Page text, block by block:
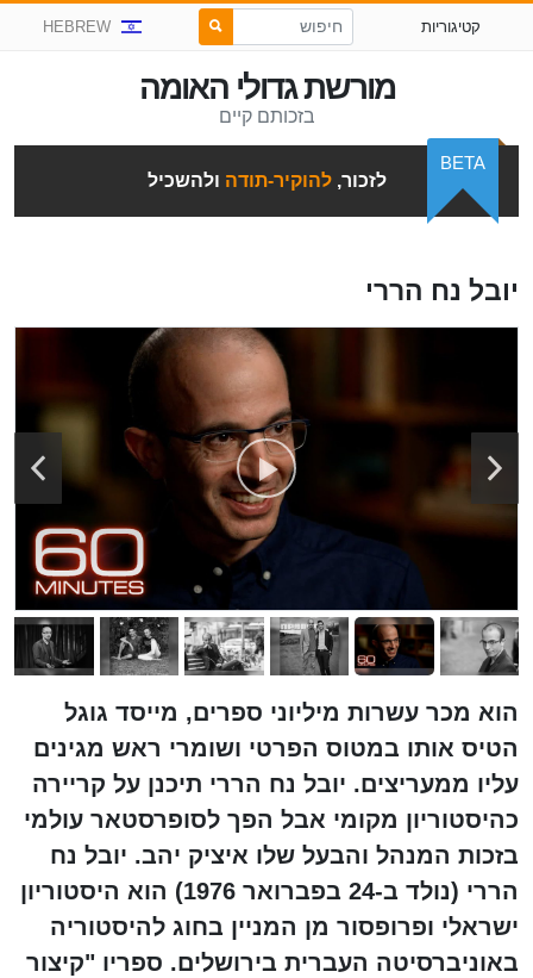
קטיגוריות HEBREW
מורשת גדולי האומה
בזכותם קיים
לזכור,להוקיר-תודה ולהשכיל
BETA
יובל נח הררי
הוא מכר עשרות מיליוני ספרים, מייסד גוגל
הטיס אותו במטוס הפרטי ושומרי ראש מגינים
עליו ממעריצים. יובל נח הררי תיכנן על קריירה
כהיסטוריון מקומי אבל הפך לסופרסטאר עולמי
בזכות המנהל והבעל שלו איציק יהב. יובל נח
הררי (נולד ב-24 בפברואר 1976) הוא היסטוריון
ישראלי ופרופסור מן המניין בחוג להיסטוריה
באוניברסיטה העברית בירושלים. ספריו "קיצור